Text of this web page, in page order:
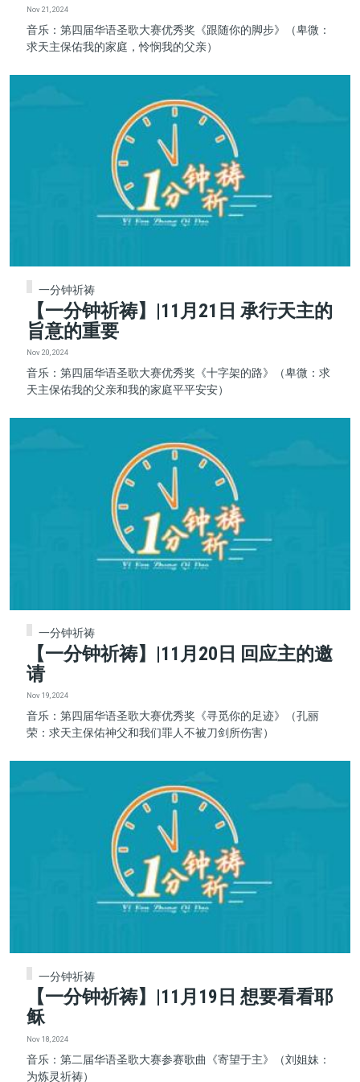
Nov 21, 2024
音乐：第四届华语圣歌大赛优秀奖《跟随你的脚步》（卑微：
求天主保佑我的家庭，怜悯我的父亲）
一分钟祈祷
【一分钟祈祷】|11月21日 承行天主的
旨意的重要
Nov 20, 2024
音乐：第四届华语圣歌大赛优秀奖《十字架的路》（卑微：求
天主保佑我的父亲和我的家庭平平安安）
一分钟祈祷
【一分钟祈祷】|11月20日 回应主的邀
请
Nov 19, 2024
音乐：第四届华语圣歌大赛优秀奖《寻觅你的足迹》（孔丽
荣：求天主保佑神父和我们罪人不被刀剑所伤害）
一分钟祈祷
【一分钟祈祷】|11月19日 想要看看耶
稣
Nov 18, 2024
音乐：第二届华语圣歌大赛参赛歌曲《寄望于主》（刘姐妹：
为炼灵祈祷）